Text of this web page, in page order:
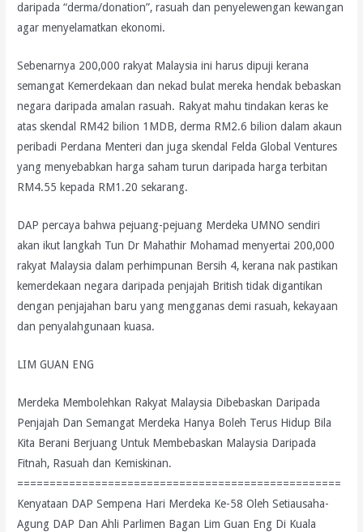
daripada “derma/donation”, rasuah dan penyelewengan kewangan
agar menyelamatkan ekonomi.
Sebenarnya 200,000 rakyat Malaysia ini harus dipuji kerana
semangat Kemerdekaan dan nekad bulat mereka hendak bebaskan
negara daripada amalan rasuah. Rakyat mahu tindakan keras ke
atas skendal RM42 bilion 1MDB, derma RM2.6 bilion dalam akaun
peribadi Perdana Menteri dan juga skendal Felda Global Ventures
yang menyebabkan harga saham turun daripada harga terbitan
RM4.55 kepada RM1.20 sekarang.
DAP percaya bahwa pejuang-pejuang Merdeka UMNO sendiri
akan ikut langkah Tun Dr Mahathir Mohamad menyertai 200,000
rakyat Malaysia dalam perhimpunan Bersih 4, kerana nak pastikan
kemerdekaan negara daripada penjajah British tidak digantikan
dengan penjajahan baru yang mengganas demi rasuah, kekayaan
dan penyalahgunaan kuasa.
LIM GUAN ENG
Merdeka Membolehkan Rakyat Malaysia Dibebaskan Daripada
Penjajah Dan Semangat Merdeka Hanya Boleh Terus Hidup Bila
Kita Berani Berjuang Untuk Membebaskan Malaysia Daripada
Fitnah, Rasuah dan Kemiskinan.
==================================================
Kenyataan DAP Sempena Hari Merdeka Ke-58 Oleh Setiausaha-
Agung DAP Dan Ahli Parlimen Bagan Lim Guan Eng Di Kuala